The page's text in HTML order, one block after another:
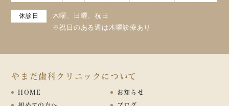
休診日
木曜、日曜、祝日
※祝日のある週は木曜診療あり
やまだ歯科クリニックについて
HOME
お知らせ